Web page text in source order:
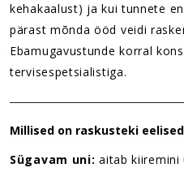
kehakaalust) ja kui tunnete
pärast mõnda ööd veidi
Ebamugavustunde korral
tervisespetsialistiga.
Millised on raskusteki
Sügavam uni: aitab kiiremini